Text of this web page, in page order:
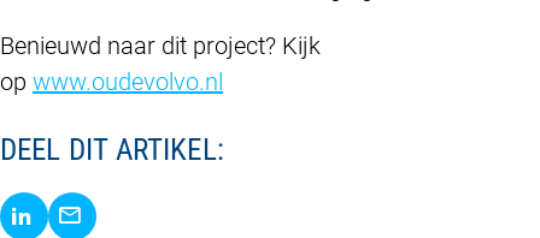
Benieuwd naar dit project? Kijk
op www.oudevolvo.nl
DEEL DIT ARTIKEL:
Delen via LinkedIn
Delen via E-Mail